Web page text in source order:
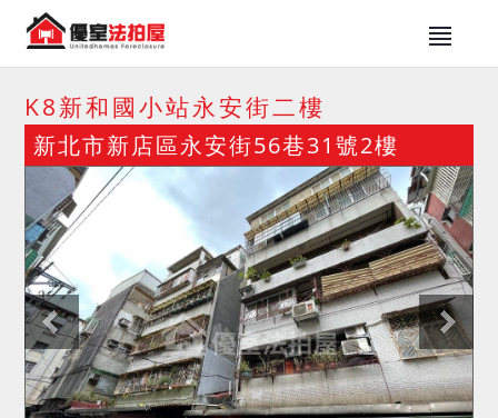
K8新和國小站永安街二樓
新北市新店區永安街56巷31號2樓